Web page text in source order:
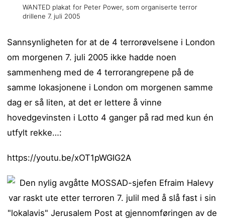
WANTED plakat for Peter Power, som organiserte terror
drillene 7. juli 2005
Sannsynligheten for at de 4 terrorøvelsene i London
om morgenen 7. juli 2005 ikke hadde noen
sammenheng med de 4 terrorangrepene på de
samme lokasjonene i London om morgenen samme
dag er så liten, at det er lettere å vinne
hovedgevinsten i Lotto 4 ganger på rad med kun én
utfylt rekke…:
https://youtu.be/xOT1pWGIG2A